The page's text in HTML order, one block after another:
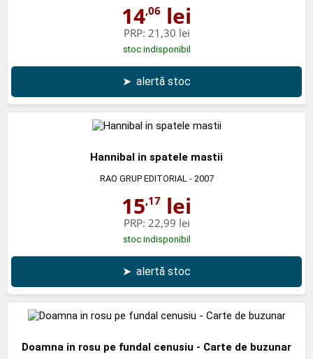
14,06 lei
PRP: 21,30 lei
stoc indisponibil
➤ alertă stoc
Hannibal in spatele mastii
RAO GRUP EDITORIAL - 2007
15,17 lei
PRP: 22,99 lei
stoc indisponibil
➤ alertă stoc
Doamna in rosu pe fundal cenusiu - Carte de buzunar